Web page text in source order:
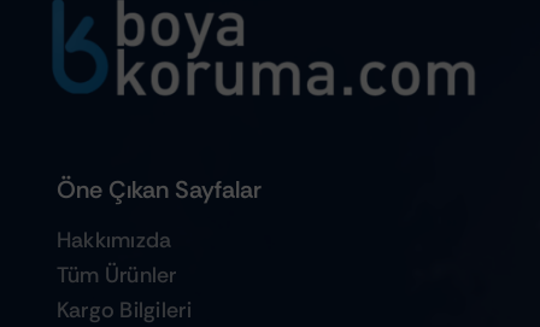
Öne Çıkan Sayfalar
Hakkımızda
Tüm Ürünler
Kargo Bilgileri